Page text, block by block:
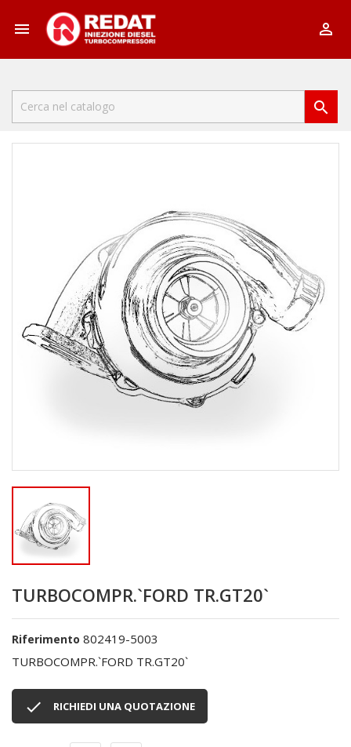
 

TURBOCOMPR.`FORD TR.GT20`
Riferimento 802419-5003
TURBOCOMPR.`FORD TR.GT20`
 RICHIEDI UNA QUOTAZIONE